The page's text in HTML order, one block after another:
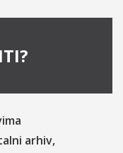
arhiv,